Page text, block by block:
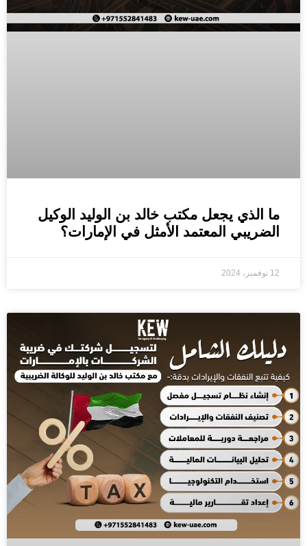
ما الذي يجعل مكتب خالد بن الوليد الوكيل
الضريبي المعتمد الأمثل في الإمارات؟
12 نوفمبر، 2024